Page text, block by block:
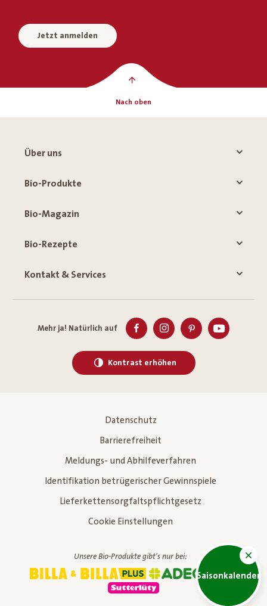
Saisonkalender
Jetzt anmelden
Nach oben
Über uns
Bio-Produkte
Bio-Magazin
Bio-Rezepte
Kontakt & Services
Mehr ja! Natürlich auf
Kontrast erhöhen
Datenschutz
Barrierefreiheit
Meldungs- und Abhilfeverfahren
Identifikation betrügerischer Gewinnspiele
Lieferkettensorgfaltspflichtgesetz
Cookie Einstellungen
Unsere Bio-Produkte gibt's nur bei: